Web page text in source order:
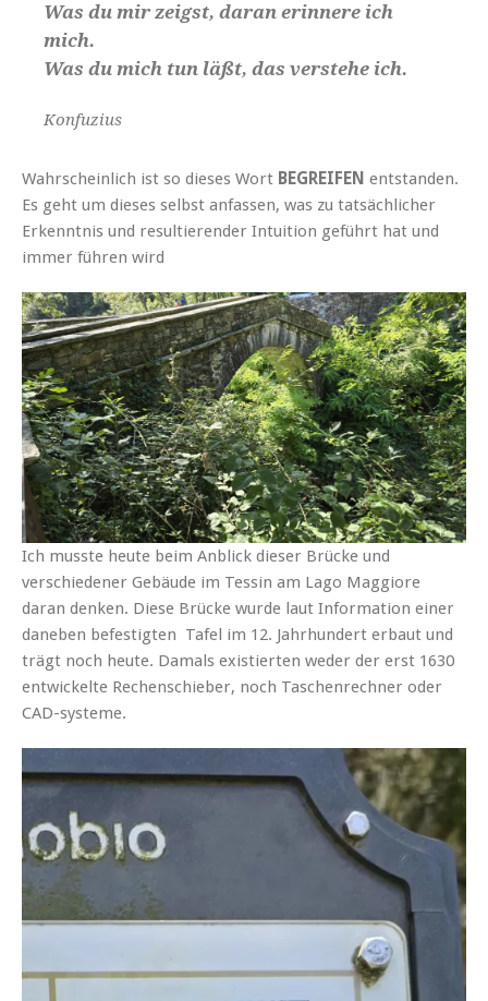
Was du mir zeigst, daran erinnere ich
mich.
Was du mich tun läßt, das verstehe ich.
Konfuzius
Wahrscheinlich ist so dieses Wort BEGREIFEN entstanden.
Es geht um dieses selbst anfassen, was zu tatsächlicher
Erkenntnis und resultierender Intuition geführt hat und
immer führen wird
Ich musste heute beim Anblick dieser Brücke und
verschiedener Gebäude im Tessin am Lago Maggiore
daran denken. Diese Brücke wurde laut Information einer
daneben befestigten Tafel im 12. Jahrhundert erbaut und
trägt noch heute. Damals existierten weder der erst 1630
entwickelte Rechenschieber, noch Taschenrechner oder
CAD-systeme.